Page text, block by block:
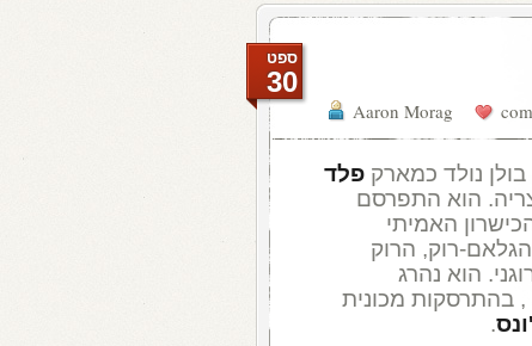
Aaron Morag
ספט
30
פלד
הוא התפרסם
האמיתי
הגלאם-רוק, הרוק
הוא נהרג
ב-1977 , שבועיים לפני יום הולדתו ה-30 , בהתרסקות מכונית
.